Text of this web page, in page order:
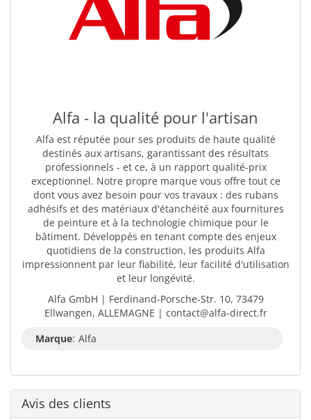
Alfa - la qualité pour l'artisan
Alfa est réputée pour ses produits de haute qualité
destinés aux artisans, garantissant des résultats
professionnels - et ce, à un rapport qualité-prix
exceptionnel. Notre propre marque vous offre tout ce
dont vous avez besoin pour vos travaux : des rubans
adhésifs et des matériaux d'étanchéité aux fournitures
de peinture et à la technologie chimique pour le
bâtiment. Développés en tenant compte des enjeux
quotidiens de la construction, les produits Alfa
impressionnent par leur fiabilité, leur facilité d'utilisation
et leur longévité.
Alfa GmbH | Ferdinand-Porsche-Str. 10, 73479
Ellwangen, ALLEMAGNE | contact@alfa-direct.fr
Marque: Alfa
Avis des clients